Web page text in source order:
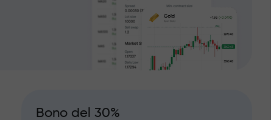
Bono del 30%